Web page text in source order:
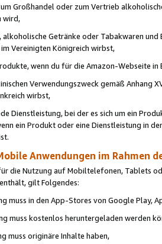
Großhandel oder zum Vertrieb
wird,
alkoholische Getränke oder Tabakwaren
Vereinigten Königreich wirbst,
wenn du für die Amazon-Webseite in
Verwendungszweck gemäß Anhang
wirbst,
Dienstleistung, bei der es sich um ein
ein Produkt oder eine Dienstleistung in
Anwendungen im Rahmen
die Nutzung auf Mobiltelefonen, Tablets
gilt Folgendes:
muss in den App-Stores von Google Play,
muss kostenlos heruntergeladen werden
muss originäre Inhalte haben,